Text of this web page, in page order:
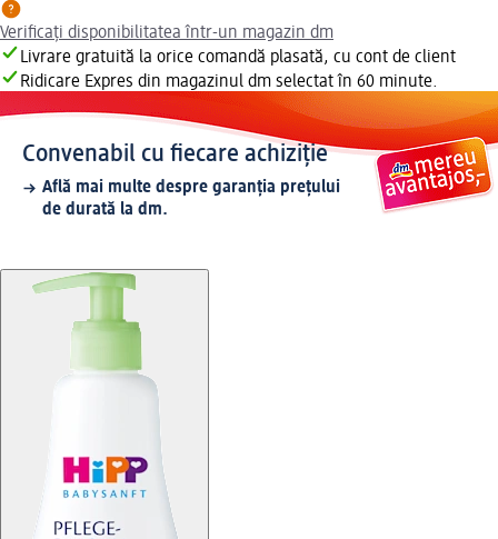
Verificați disponibilitatea într-un magazin dm
Livrare gratuită la orice comandă plasată, cu cont de client
Ridicare Expres din magazinul dm selectat în 60 minute.
Convenabil cu fiecare achiziție
Află mai multe despre garanția prețului
de durată la dm.